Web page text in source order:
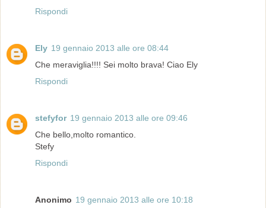
Rispondi
Ely 19 gennaio 2013 alle ore 08:44
Che meraviglia!!!! Sei molto brava! Ciao Ely
Rispondi
stefyfor 19 gennaio 2013 alle ore 09:46
Che bello,molto romantico.
Stefy
Rispondi
Anonimo 19 gennaio 2013 alle ore 10:18